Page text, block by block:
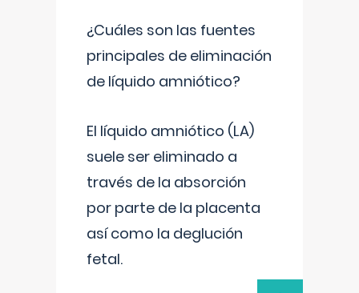
¿Cuáles son las fuentes
principales de eliminación
de líquido amniótico?
El líquido amniótico (LA)
suele ser eliminado a
través de la absorción
por parte de la placenta
así como la deglución
fetal.